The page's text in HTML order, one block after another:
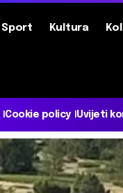
Sport Kultura
Cookie policy Uvijeti